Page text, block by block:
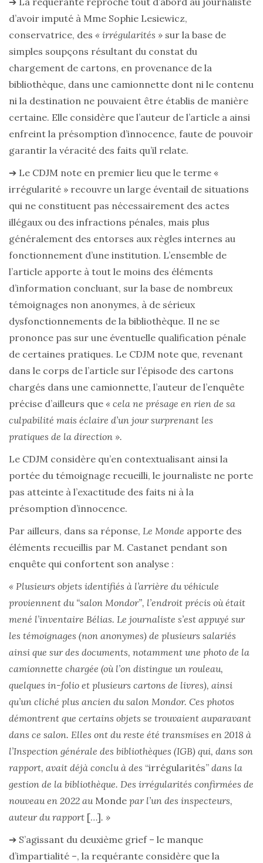
d’avoir imputé à Mme Sophie Lesiewicz,
conservatrice, des « irrégularités » sur la base de
simples soupçons résultant du constat du
chargement de cartons, en provenance de la
bibliothèque, dans une camionnette dont ni le contenu
ni la destination ne pouvaient être établis de manière
certaine. Elle considère que l’auteur de l’article a ainsi
enfreint la présomption d’innocence, faute de pouvoir
garantir la véracité des faits qu’il relate.
➔ Le CDJM note en premier lieu que le terme «
irrégularité » recouvre un large éventail de situations
qui ne constituent pas nécessairement des actes
illégaux ou des infractions pénales, mais plus
généralement des entorses aux règles internes au
fonctionnement d’une institution. L’ensemble de
l’article apporte à tout le moins des éléments
d’information concluant, sur la base de nombreux
témoignages non anonymes, à de sérieux
dysfonctionnements de la bibliothèque. Il ne se
prononce pas sur une éventuelle qualification pénale
de certaines pratiques. Le CDJM note que, revenant
dans le corps de l’article sur l’épisode des cartons
chargés dans une camionnette, l’auteur de l’enquête
précise d’ailleurs que « cela ne présage en rien de sa
culpabilité mais éclaire d’un jour surprenant les
pratiques de la direction ».
Le CDJM considère qu’en contextualisant ainsi la
portée du témoignage recueilli, le journaliste ne porte
pas atteinte à l’exactitude des faits ni à la
présomption d’innocence.
Par ailleurs, dans sa réponse, Le Monde apporte des
éléments recueillis par M. Castanet pendant son
enquête qui confortent son analyse :
« Plusieurs objets identifiés à l’arrière du véhicule
proviennent du “salon Mondor”, l’endroit précis où était
mené l’inventaire Bélias. Le journaliste s’est appuyé sur
les témoignages (non anonymes) de plusieurs salariés
ainsi que sur des documents, notamment une photo de la
camionnette chargée (où l’on distingue un rouleau,
quelques in-folio et plusieurs cartons de livres), ainsi
qu’un cliché plus ancien du salon Mondor. Ces photos
démontrent que certains objets se trouvaient auparavant
dans ce salon. Elles ont du reste été transmises en 2018 à
l’Inspection générale des bibliothèques (IGB) qui, dans son
rapport, avait déjà conclu à des “irrégularités” dans la
gestion de la bibliothèque. Des irrégularités confirmées de
nouveau en 2022 au Monde par l’un des inspecteurs,
auteur du rapport […]. »
➔ S’agissant du deuxième grief – le manque
d’impartialité –, la requérante considère que la